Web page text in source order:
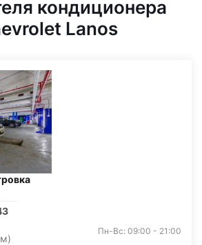
кондиционера
Lanos
Пн-Вс: 09:00 - 21:00